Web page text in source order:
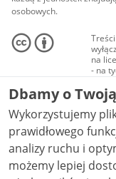
osobowych.
na
- na
audio
NC-
Dbamy o
Wykorzystujemy
prawidłowego
analizy ruchu i
możemy lepiej